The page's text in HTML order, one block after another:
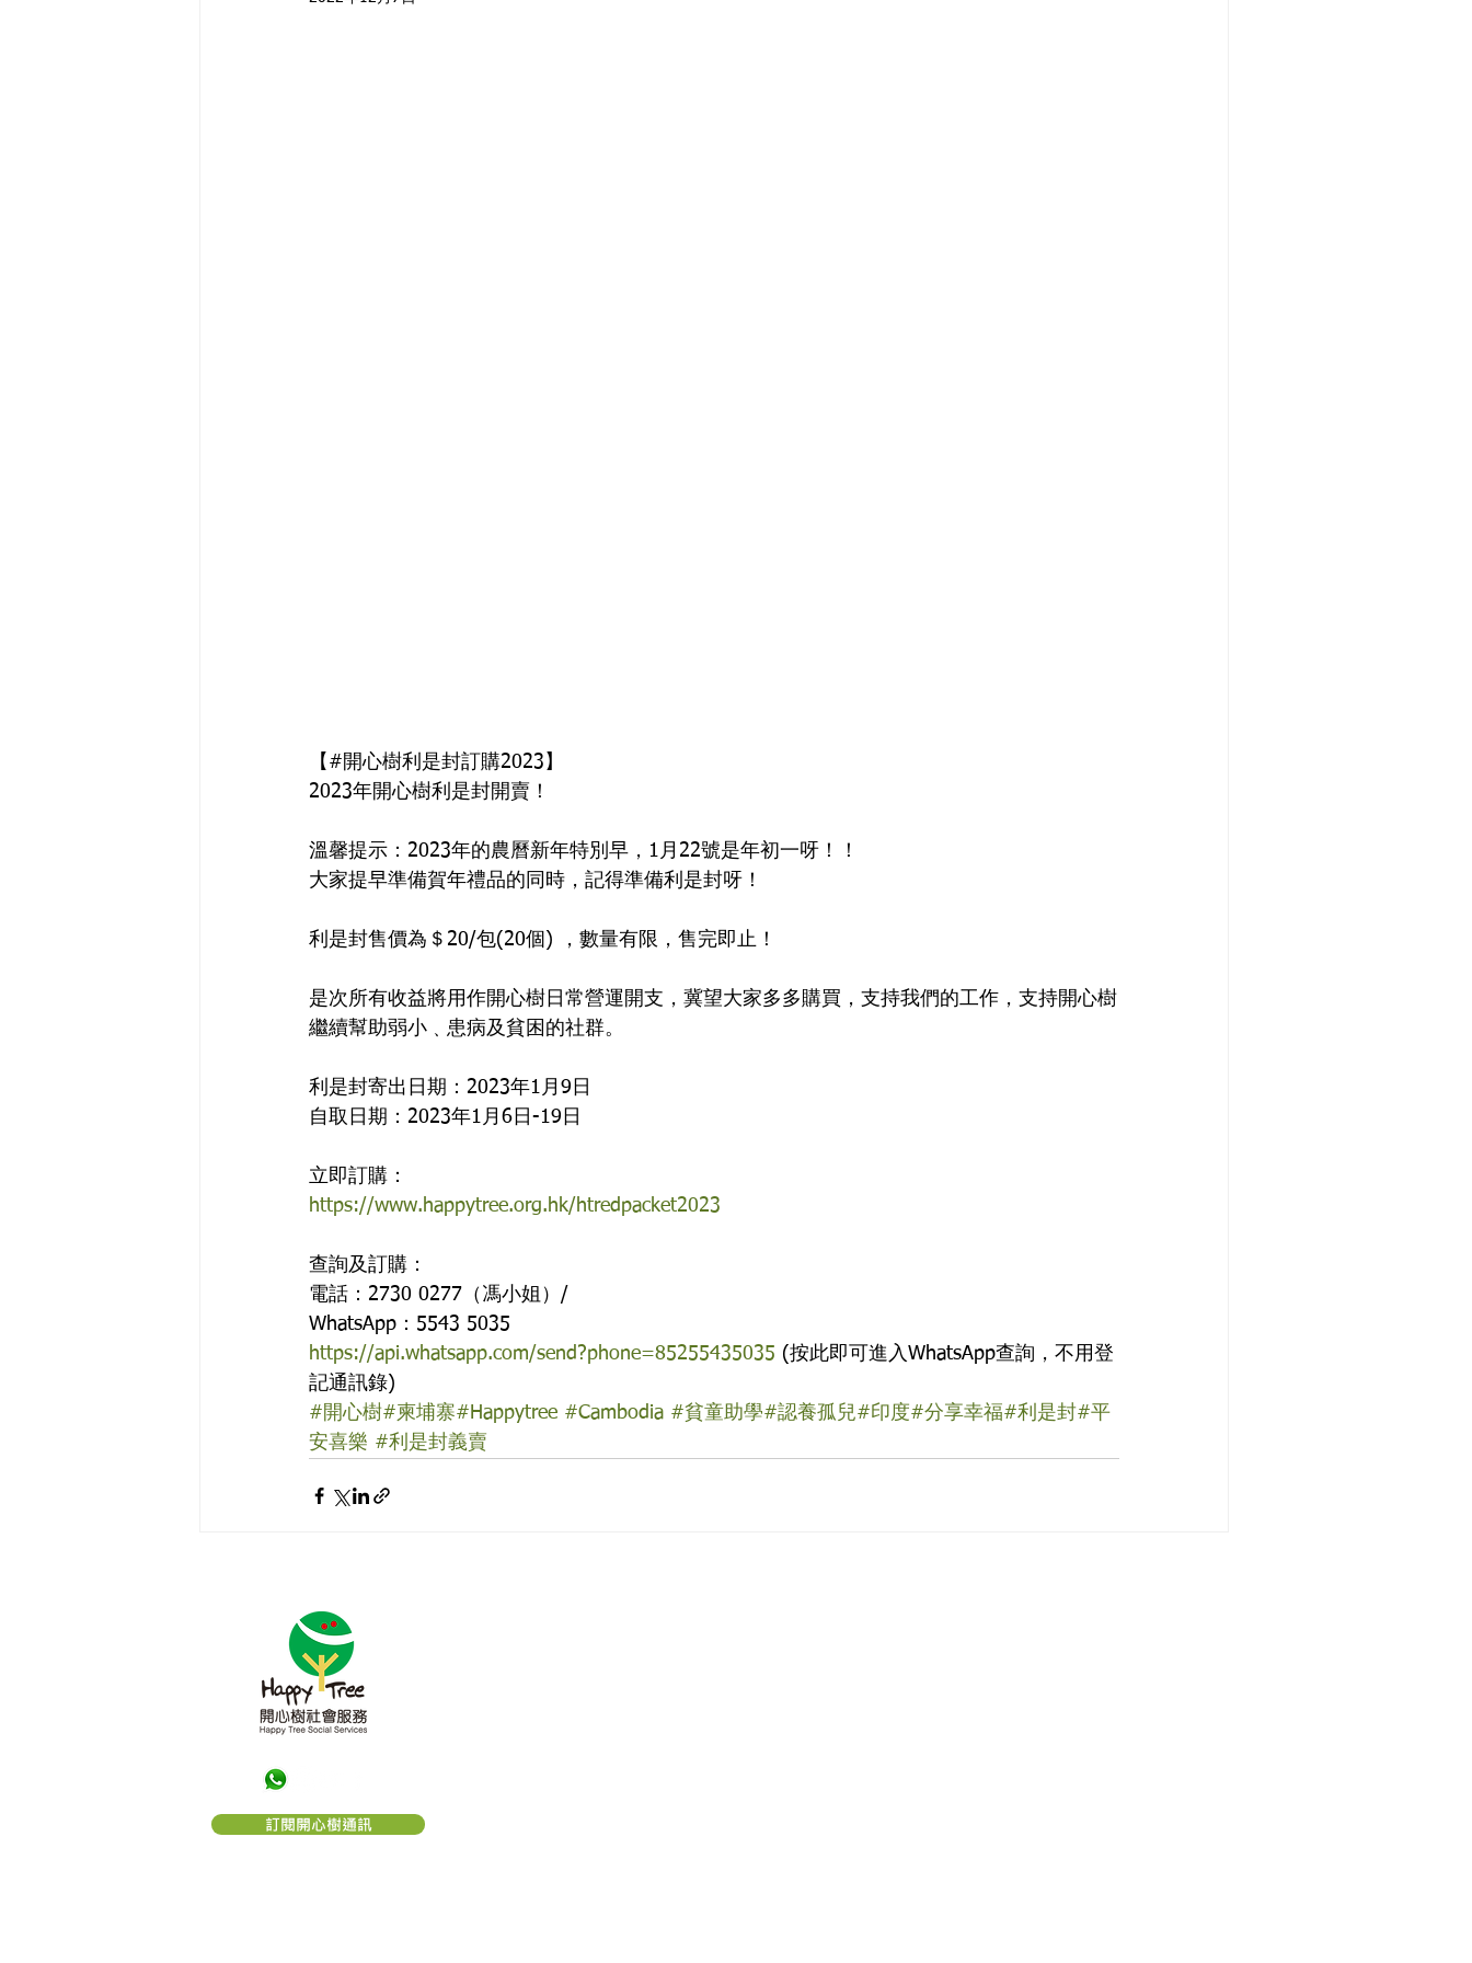
【#開心樹利是封訂購2023】
2023年開心樹利是封開賣！
溫馨提示：2023年的農曆新年特別早，1月22號是年初一呀！！
大家提早準備賀年禮品的同時，記得準備利是封呀！
利是封售價為＄20/包(20個) ，數量有限，售完即止！
是次所有收益將用作開心樹日常營運開支，冀望大家多多購買，支持我們的工作，支持開心樹
繼續幫助弱小﹑患病及貧困的社群。
利是封寄出日期：2023年1月9日
自取日期：2023年1月6日-19日
立即訂購：
https://www.happytree.org.hk/htredpacket2023
查詢及訂購：
電話：2730 0277（馮小姐）/
WhatsApp：5543 5035
https://api.whatsapp.com/send?phone=85255435035 (按此即可進入WhatsApp查詢，不用登
記通訊錄)
#開心樹#柬埔寨#Happytree #Cambodia #貧童助學#認養孤兒#印度#分享幸福#利是封#平
安喜樂 #利是封義賣
訂閱開心樹通訊